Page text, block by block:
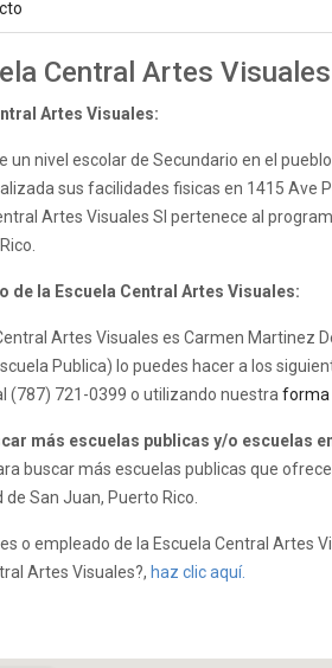
Central Artes Visuales
Artes Visuales:
un nivel escolar de Secundario en el
sus facilidades fisicas en 1415 Ave
Artes Visuales SI pertenece al
la Escuela Central Artes Visuales:
Artes Visuales es Carmen Martinez
Publica) lo puedes hacer a los
(787) 721-0399 o utilizando nuestra forma
más escuelas publicas y/o escuelas
buscar más escuelas publicas que
San Juan, Puerto Rico.
o empleado de la Escuela Central Artes
Artes Visuales?, haz clic aquí.